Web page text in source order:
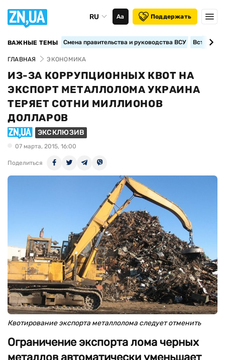
RU Аа Поддержать
ВАЖНЫЕ ТЕМЫ Смена правительства и руководства ВСУ
ГЛАВНАЯ ЭКОНОМИКА
ИЗ-ЗА КОРРУПЦИОННЫХ КВОТ НА
ЭКСПОРТ МЕТАЛЛОЛОМА УКРАИНА
ТЕРЯЕТ СОТНИ МИЛЛИОНОВ
ДОЛЛАРОВ
ЭКСКЛЮЗИВ
07 марта, 2015, 16:00
Поделиться
Квотирование экспорта металлолома следует отменить
Ограничение экспорта лома черных